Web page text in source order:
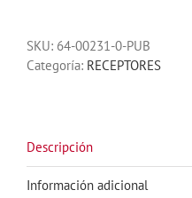
PARA
CONTROLES
SKU: 64-00231-0-PUB
Categoría: RECEPTORES
Descripción
Información adicional